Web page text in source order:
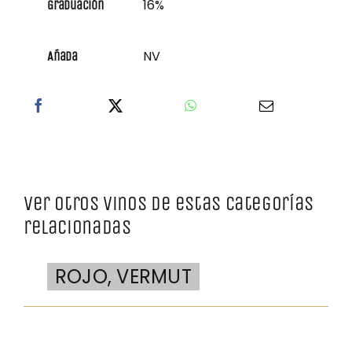
Graduación 16%
Añada NV
Ver otros vinos de estas categorías
relacionadas
ROJO,VERMUT